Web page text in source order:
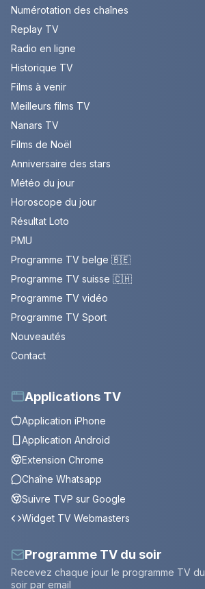
Numérotation des chaînes
Replay TV
Radio en ligne
Historique TV
Films à venir
Meilleurs films TV
Nanars TV
Films de Noël
Anniversaire des stars
Météo du jour
Horoscope du jour
Résultat Loto
PMU
Programme TV belge 🇧🇪
Programme TV suisse 🇨🇭
Programme TV vidéo
Programme TV Sport
Nouveautés
Contact
Applications TV
Application iPhone
Application Android
Extension Chrome
Chaîne Whatsapp
Suivre TVP sur Google
Widget TV Webmasters
Programme TV du soir
Recevez chaque jour le programme TV du
soir par email